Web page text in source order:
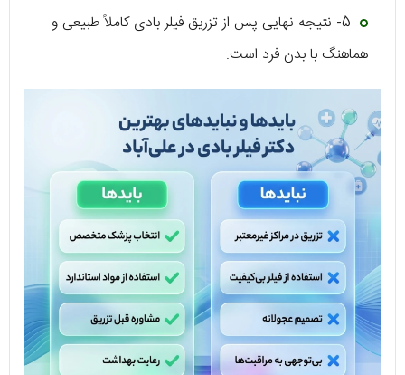
5- نتیجه نهایی پس از تزریق فیلر بادی کاملاً طبیعی و
هماهنگ با بدن فرد است.